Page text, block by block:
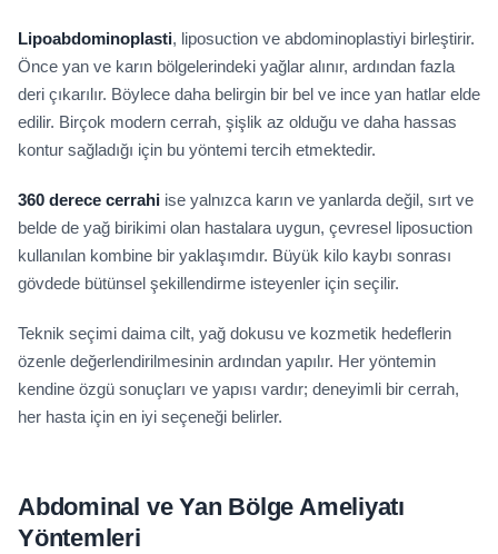
Lipoabdominoplasti, liposuction ve abdominoplastiyi birleştirir.
Önce yan ve karın bölgelerindeki yağlar alınır, ardından fazla
deri çıkarılır. Böylece daha belirgin bir bel ve ince yan hatlar elde
edilir. Birçok modern cerrah, şişlik az olduğu ve daha hassas
kontur sağladığı için bu yöntemi tercih etmektedir.
360 derece cerrahi ise yalnızca karın ve yanlarda değil, sırt ve
belde de yağ birikimi olan hastalara uygun, çevresel liposuction
kullanılan kombine bir yaklaşımdır. Büyük kilo kaybı sonrası
gövdede bütünsel şekillendirme isteyenler için seçilir.
Teknik seçimi daima cilt, yağ dokusu ve kozmetik hedeflerin
özenle değerlendirilmesinin ardından yapılır. Her yöntemin
kendine özgü sonuçları ve yapısı vardır; deneyimli bir cerrah,
her hasta için en iyi seçeneği belirler.
Abdominal ve Yan Bölge Ameliyatı
Yöntemleri